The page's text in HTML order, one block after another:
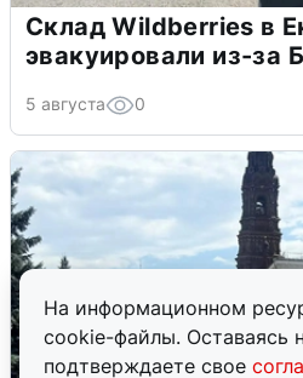
На информационном
cookie-файлы. Оставаясь
подтверждаете свое
Склад Wildberries в
эвакуировали из-за
5 августа 0